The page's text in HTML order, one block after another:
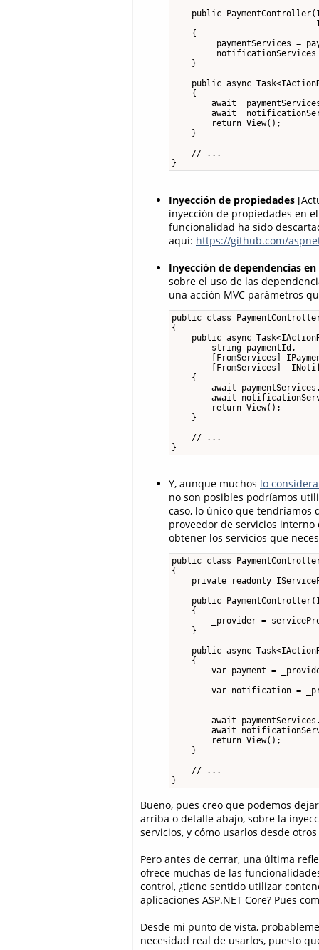
public
    {
_paymentServices =
    }
public async
    {
await
await
        return View();
    }
    // ...
}
Inyección de propiedades
inyección de propiedades en
funcionalidad ha sido
aquí: https://github.com/
Inyección de dependencias
sobre el uso de las
una acción MVC parámetros
public class
{
public async
        string paymentId,
[FromServices]
[FromServices]
    {
await
await
        return View();
    }
    // ...
}
Y, aunque muchos lo
no son posibles podríamos
caso, lo único que
proveedor de servicios interno
obtener los servicios que
public class
{
private readonly
public
    {
_provider =
    }
public async
    {
var payment =
var notification =
await
await
        return View();
    }
    // ...
}
Bueno, pues creo que podemos
arriba o detalle abajo, sobre la
servicios, y cómo usarlos desde
Pero antes de cerrar, una última
ofrece muchas de las
control, ¿tiene sentido utilizar
aplicaciones ASP.NET Core? Pues
Desde mi punto de vista,
necesidad real de usarlos, puesto